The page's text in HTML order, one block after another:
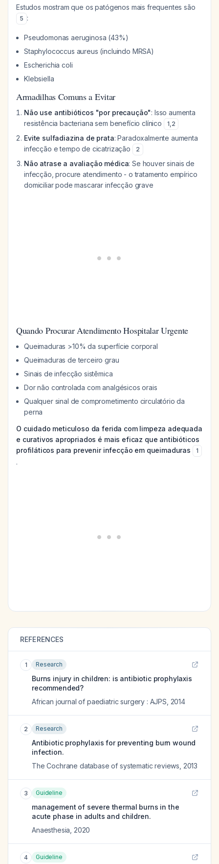
Estudos mostram que os patógenos mais frequentes são
5 :
Pseudomonas aeruginosa (43%)
Staphylococcus aureus (incluindo MRSA)
Escherichia coli
Klebsiella
Armadilhas Comuns a Evitar
Não use antibióticos "por precaução": Isso aumenta
resistência bacteriana sem benefício clínico
1,2
Evite sulfadiazina de prata: Paradoxalmente aumenta
infecção e tempo de cicatrização
2
Não atrase a avaliação médica: Se houver sinais de
infecção, procure atendimento - o tratamento empírico
domiciliar pode mascarar infecção grave
Quando Procurar Atendimento Hospitalar Urgente
Queimaduras >10% da superfície corporal
Queimaduras de terceiro grau
Sinais de infecção sistêmica
Dor não controlada com analgésicos orais
Qualquer sinal de comprometimento circulatório da
perna
O cuidado meticuloso da ferida com limpeza adequada
e curativos apropriados é mais eficaz que antibióticos
profiláticos para prevenir infecção em queimaduras
1
.
REFERENCES
1 Research
Burns injury in children: is antibiotic prophylaxis
recommended?
African journal of paediatric surgery : AJPS 2014
2 Research
Antibiotic prophylaxis for preventing burn wound
infection.
The Cochrane database of systematic reviews 2013
3 Guideline
management of severe thermal burns in the
acute phase in adults and children.
Anaesthesia 2020
4 Guideline